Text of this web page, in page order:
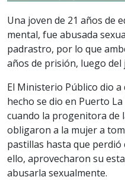
Una joven de 21 años de
mental, fue abusada
padrastro, por lo que
años de prisión, luego del
El Ministerio Público dio
hecho se dio en Puerto
cuando la progenitora de
obligaron a la mujer a
pastillas hasta que
ello, aprovecharon su
abusarla sexualmente.